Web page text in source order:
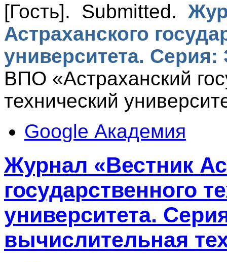
[Гость]. Submitted.
Астраханского
университета. Серия:
ВПО «Астраханский
технический
Google Академия
Журнал «Вестник
государственного
университета.
вычислительная